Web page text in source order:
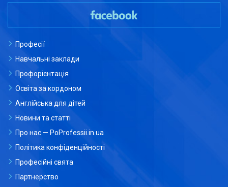
Професії
Навчальні заклади
Профорієнтація
Освіта за кордоном
Англійська для дітей
Новини та статті
Про нас — PoProfessii.in.ua
Політика конфіденційності
Професійні свята
Партнерство